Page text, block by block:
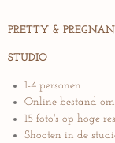
PRETTY &
STUDIO
1-4 personen
Online bestand
15 foto's op hoge
Shooten in de